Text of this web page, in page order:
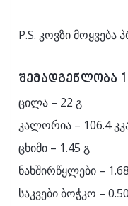
P.S. კოვზი მოყვება
შემადგენლობა
ცილა – 22 გ
კალორია – 106.4
ცხიმი – 1.45 გ
ნახშირწყლები –
საკვები ბოჭკო –